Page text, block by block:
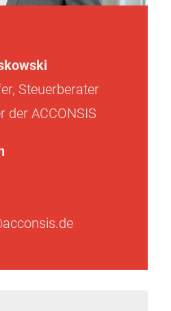
Steuerberater
der ACCONSIS